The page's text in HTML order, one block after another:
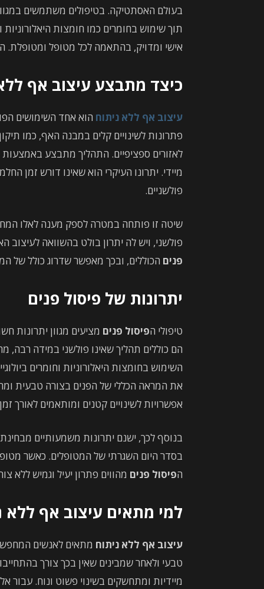
בעולם האסתטיקה. בטיפולים משתמשים
תוך שימוש בחומרים כמו חומצות
אישי ומדויק, בהתאמה לכל מטופל ומטופלת.
כיצד מתבצע עיצוב אף
עיצוב אף ללא ניתוח הוא אחד השימושים
פתרונות לשינויים קלים במבנה האף, כמו
לאזורים ספציפיים. התהליך מתבצע
מיידי. יתרונו העיקרי הוא שאינו דורש זמן
פולשניים.
שיטה זו פותחה במטרה לספק מענה לאלו
פולשני, ויש לה יתרון בולט בהשוואה
פנים הכוללים, ובכך מאפשר שדרוג כולל של
יתרונות של פיסול פנים
טיפולי הפיסול פנים מציעים מגוון
הם כוללים תהליך שאינו פולשני במידה רבה,
השימוש בחומצות היאלורוניות וחומרים
את המראה הכללי של הפנים בצורה טבעית
אפשרויות לשינויים קטנים ומותאמים לאורך
בנוסף לכך, ישנם יתרונות משמעותיים
בסדר היום השגרתי של המטופלים. כאשר
הפיסול פנים מהווים פתרון יעיל וגמיש
למי מתאים עיצוב אף ללא
עיצוב אף ללא ניתוח מתאים לאנשים
טבעי ולאחר שמבינים שאין בכך צורך
מיידיות ומתחשקים בשינוי פשוט ונוח. עבור